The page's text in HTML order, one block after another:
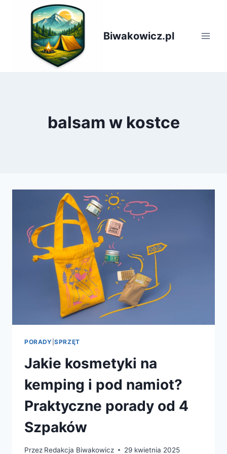
Biwakowicz.pl
balsam w kostce
PORADY |SPRZĘT
Jakie kosmetyki na
kemping i pod namiot?
Praktyczne porady od 4
Szpaków
Przez Redakcja Biwakowicz 29 kwietnia 2025